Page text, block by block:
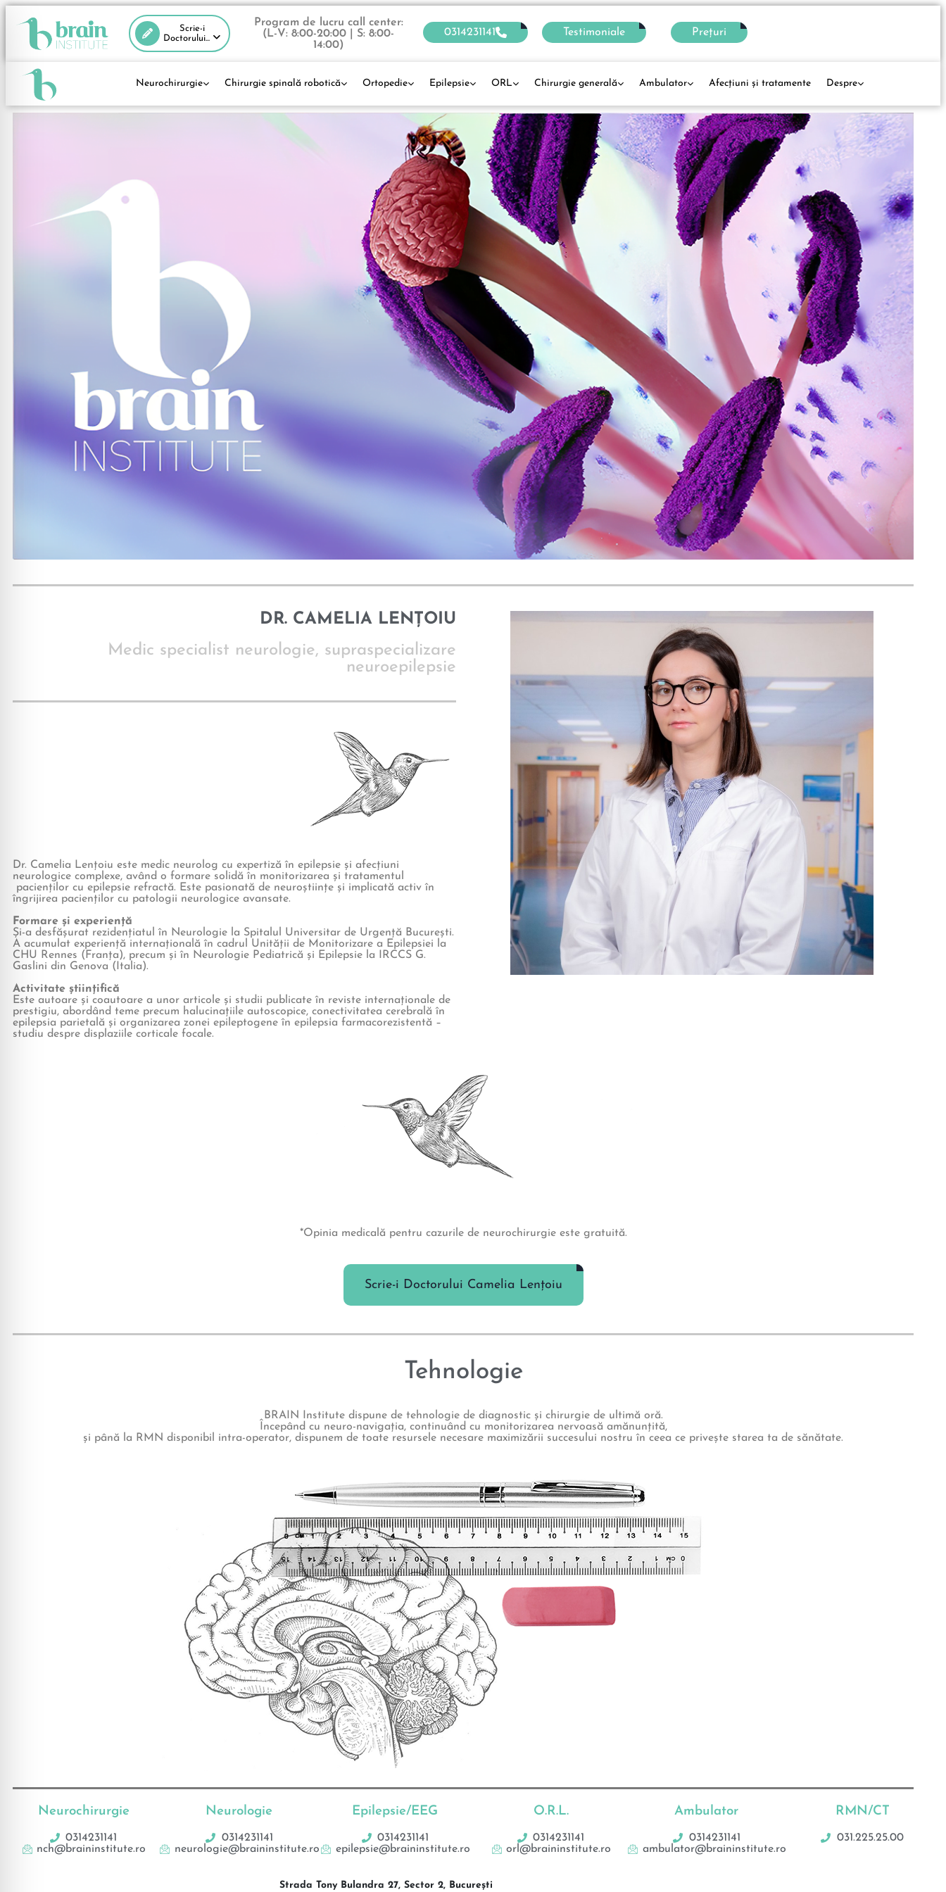
Scrie-i
Doctorului...
Program de lucru call center:
(L-V: 8:00-20:00 | S: 8:00-
14:00)
0314231141 Testimoniale Prețuri
Neurochirurgie Chirurgie spinală robotică Ortopedie Epilepsie ORL Chirurgie generală Ambulator Afecţiuni și tratamente Despre
DR. CAMELIA LENȚOIU
Medic specialist neurologie, supraspecializare
neuroepilepsie
Dr. Camelia Lențoiu este medic neurolog cu expertiză în epilepsie și afecțiuni
neurologice complexe, având o formare solidă în monitorizarea și tratamentul
pacienților cu epilepsie refractă. Este pasionată de neuroștiințe și implicată activ în
îngrijirea pacienților cu patologii neurologice avansate.
Formare și experiență
Și-a desfășurat rezidențiatul în Neurologie la Spitalul Universitar de Urgență București.
A acumulat experiență internațională în cadrul Unității de Monitorizare a Epilepsiei la
CHU Rennes (Franța), precum și în Neurologie Pediatrică și Epilepsie la IRCCS G.
Gaslini din Genova (Italia).
Activitate științifică
Este autoare și coautoare a unor articole și studii publicate în reviste internaționale de
prestigiu, abordând teme precum halucinațiile autoscopice, conectivitatea cerebrală în
epilepsia parietală și organizarea zonei epileptogene în epilepsia farmacorezistentă –
studiu despre displaziile corticale focale.
*Opinia medicală pentru cazurile de neurochirurgie este gratuită.
Scrie-i Doctorului Camelia Lențoiu
Tehnologie
BRAIN Institute dispune de tehnologie de diagnostic și chirurgie de ultimă oră.
Începând cu neuro-navigația, continuând cu monitorizarea nervoasă amănunțită,
și până la RMN disponibil intra-operator, dispunem de toate resursele necesare maximizării succesului nostru în ceea ce privește starea ta de sănătate.
Neurochirurgie
0314231141
nch@braininstitute.ro
Neurologie
0314231141
neurologie@braininstitute.ro
Epilepsie/EEG
0314231141
epilepsie@braininstitute.ro
O.R.L.
0314231141
orl@braininstitute.ro
Ambulator
0314231141
ambulator@braininstitute.ro
RMN/CT
031.225.25.00
Strada Tony Bulandra 27, Sector 2, București